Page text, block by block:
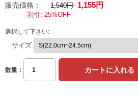
販売価格： 1,540円 1,155円
割引: 25%OFF
選択して下さい:
サイズ
数量：